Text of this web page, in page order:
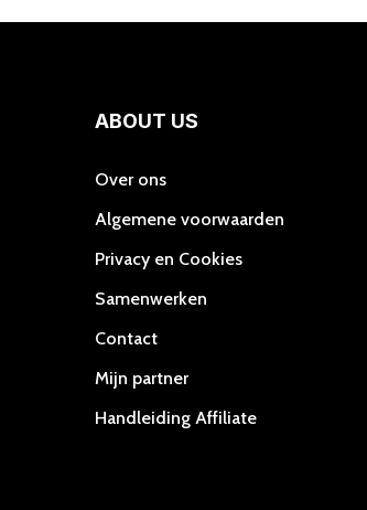
ABOUT US
Over ons
Algemene voorwaarden
Privacy en Cookies
Samenwerken
Contact
Mijn partner
Handleiding Affiliate